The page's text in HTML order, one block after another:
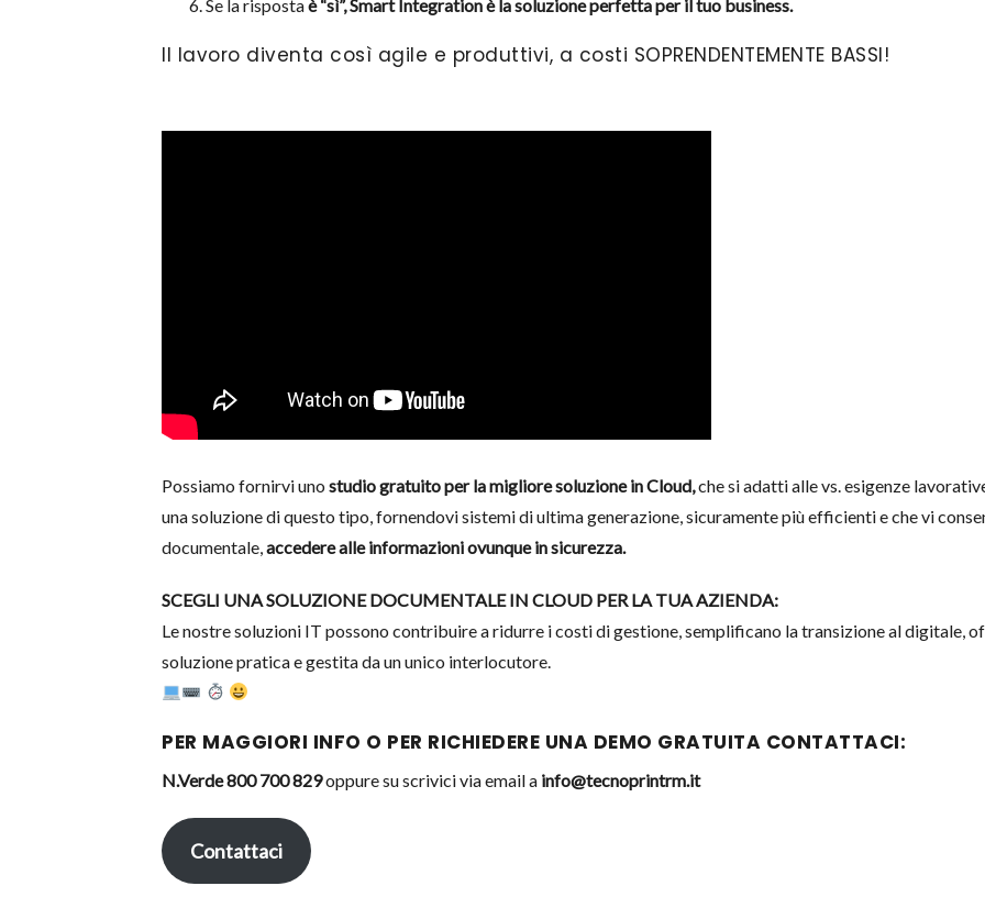
Se la rispostaè “sì”, Smart Integration è la soluzione perfetta per il tuo business.
Il lavoro diventa così agile e produttivi, a costi SOPRENDENTEMENTE BASSI!
Possiamo fornirvi uno studio gratuito per la migliore soluzione in Cloud,che si adatti alle vs. esigenze
una soluzione di questo tipo, fornendovi sistemi di ultima generazione, sicuramente più efficienti e che vi
documentale, accedere alle informazioni ovunque in sicurezza.
SCEGLI UNA SOLUZIONE DOCUMENTALE IN CLOUD PER LA TUA AZIENDA:
Le nostre soluzioni IT possono contribuire a ridurre i costi di gestione, semplificano la transizione al digitale,
soluzione pratica e gestita da un unico interlocutore.
PER MAGGIORI INFO O PER RICHIEDERE UNA DEMO GRATUITA CONTATTACI:
N.Verde 800 700 829oppure su scrivici via email a info@tecnoprintrm.it
Contattaci